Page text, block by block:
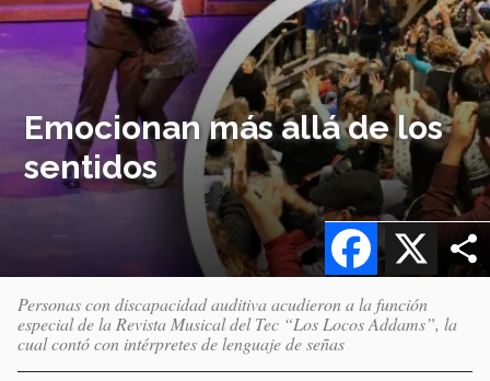
Emocionan más allá de los
sentidos
X
Facebook
Personas con discapacidad auditiva acudieron a la función
especial de la Revista Musical del Tec “Los Locos Addams”, la
cual contó con intérpretes de lenguaje de señas